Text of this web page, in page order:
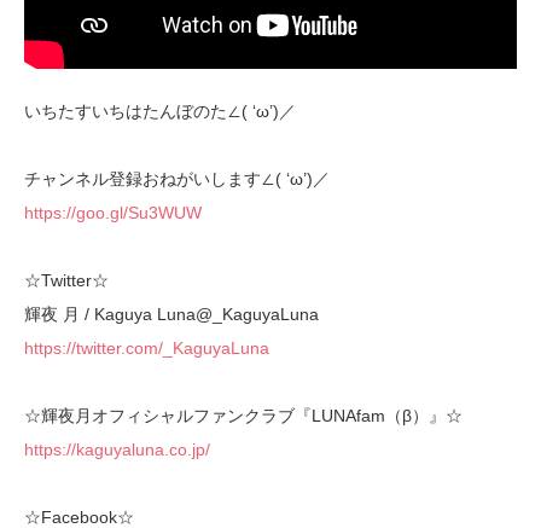
いちたすいちはたんぼのた∠( ‘ω’)／
チャンネル登録おねがいします∠( ‘ω’)／
https://goo.gl/Su3WUW
☆Twitter☆
輝夜 月 / Kaguya Luna@_KaguyaLuna
https://twitter.com/_KaguyaLuna
☆輝夜月オフィシャルファンクラブ『LUNAfam（β）』☆
https://kaguyaluna.co.jp/
☆Facebook☆